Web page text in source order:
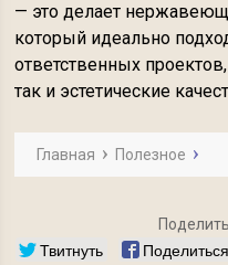
— это делает
который идеально
ответственных
так и эстетические
Главная Полезное
Твитнуть Поделиться